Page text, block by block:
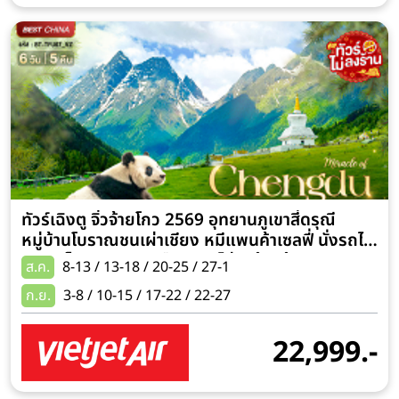
ทัวร์เฉิงตู จิ่วจ้ายโกว 2569 อุทยานภูเขาสี่ดรุณี
หมู่บ้านโบราณชนเผ่าเชียง หมีแพนค้าเซลฟี่ นั่งรถไฟ
ความเร็วสูง 6 วัน 5 คืน (ทัวร์ไม่ลงร้านช้อป)
ส.ค.
8-13 / 13-18 / 20-25 / 27-1
ก.ย.
3-8 / 10-15 / 17-22 / 22-27
22,999.-